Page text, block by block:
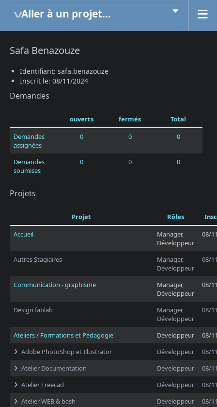
Aller à un projet...
Safa Benazouze
Identifiant: safa.benazouze
Inscrit le: 08/11/2024
Demandes
ouverts fermés
Total
Demandes
assignées
0 0 0
Demandes
soumises
0 0 0
Projets
Projet Rôles
Accueil
Manager,
Développeur
08/
Autres Stagiaires
Manager,
Développeur
08/
Communication - graphisme
Manager,
Développeur
08/
Design fablab
Manager,
Développeur
08/
Ateliers / Formations et Pédagogie Développeur
08/
Adobe PhotoShop et Illustrator
Développeur
08/
Atelier Documentation
Développeur
08/
Atelier Freecad
Développeur
08/
Atelier WEB & bash
Développeur
08/